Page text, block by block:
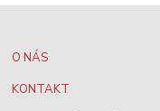
O NÁS
KONTAKT